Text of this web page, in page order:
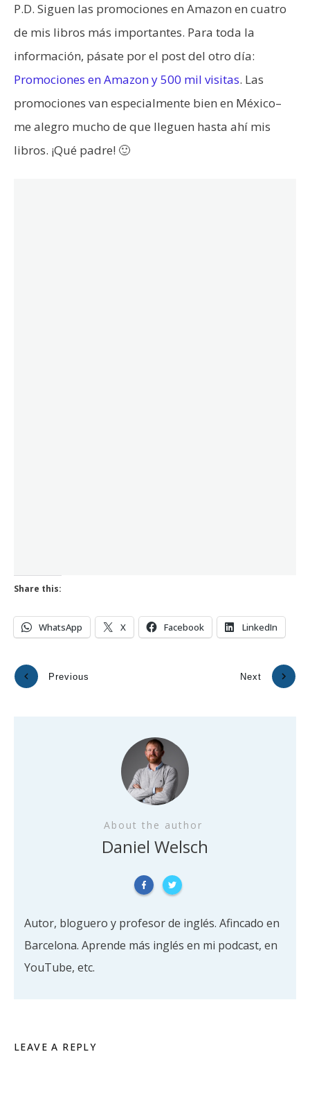
P.D. Siguen las promociones en Amazon en cuatro
de mis libros más importantes. Para toda la
información, pásate por el post del otro día:
Promociones en Amazon y 500 mil visitas. Las
promociones van especialmente bien en México–
me alegro mucho de que lleguen hasta ahí mis
libros. ¡Qué padre! 🙂
Share this:
WhatsApp X Facebook LinkedIn
Previous Next
About the author
Daniel Welsch
Autor, bloguero y profesor de inglés. Afincado en
Barcelona. Aprende más inglés en mi podcast, en
YouTube, etc.
LEAVE A REPLY